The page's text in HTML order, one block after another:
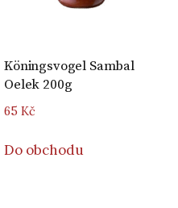
Köningsvogel Sambal
Oelek 200g
65Kč
Do obchodu